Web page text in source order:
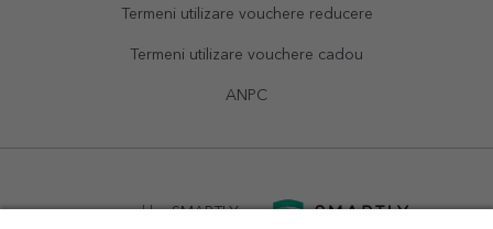
Termeni utilizare vouchere reducere
Termeni utilizare vouchere cadou
ANPC
powered bySMARTLY.ro